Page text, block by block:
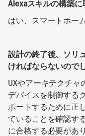
Alexaスキルの構築に
はい、スマートホー
設計の終了後、ソリ
ければならないので
UXやアーキテクチャ
デバイスを制御する
ポートするために正
ていることを確認す
に合格する必要があ